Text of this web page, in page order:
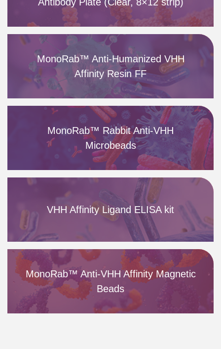
MonoRab™ Anti-Humanized VHH
Affinity Resin FF
MonoRab™ Rabbit Anti-VHH
Microbeads
VHH Affinity Ligand ELISA kit
MonoRab™ Anti-VHH Affinity Magnetic
Beads